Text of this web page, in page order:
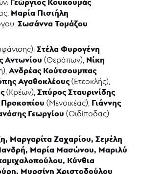
Μαρία Πισιήλη
Σωσάννα Τομάζου
Στέλα Φυρογένη
Αντωνίου (Θεράπων), Νίκη
Ανδρέας Κούτσουμπας
Αγαθοκλέους (Ετεοκλής),
(Κρέων),Σπύρος Σταυρινίδης
(Μενοικέας), Γιάννης
Γεωργίου (Οιδίποδας)
, Μαργαρίτα Ζαχαρίου,Σεμέλη
, Μαρία Μασώνου, Μαριλύ
, Κύνθια
Μυρσίνη Χριστοδούλου